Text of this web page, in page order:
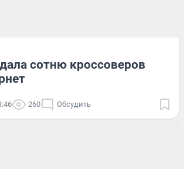
сотню кроссоверов
260 Обсудить